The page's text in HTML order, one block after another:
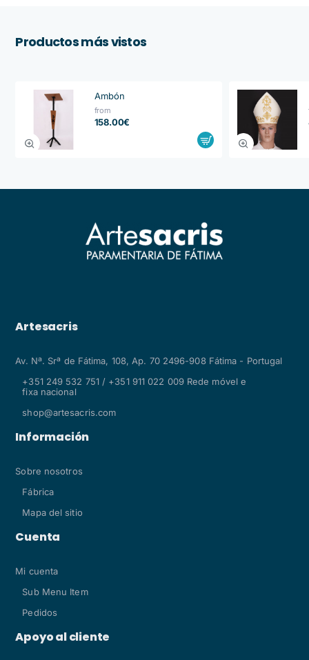
Productos más vistos
Ambón
from
158.00€
Artesacris
Av. Nª. Srª de Fátima, 108, Ap. 70 2496-908 Fátima - Portugal
+351 249 532 751 / +351 911 022 009 Rede móvel e
fixa nacional
shop@artesacris.com
Información
Sobre nosotros
Fábrica
Mapa del sitio
Cuenta
Mi cuenta
Sub Menu Item
Pedidos
Apoyo al cliente